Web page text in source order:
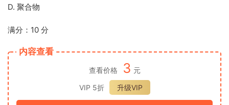
D. 聚合物
满分：10 分
内容查看
查看价格 3 元
VIP 5折
升级VIP